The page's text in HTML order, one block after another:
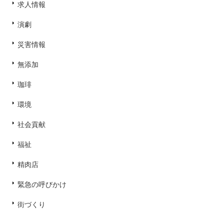
求人情報
演劇
災害情報
無添加
珈琲
環境
社会貢献
福祉
精肉店
緊急の呼びかけ
街づくり